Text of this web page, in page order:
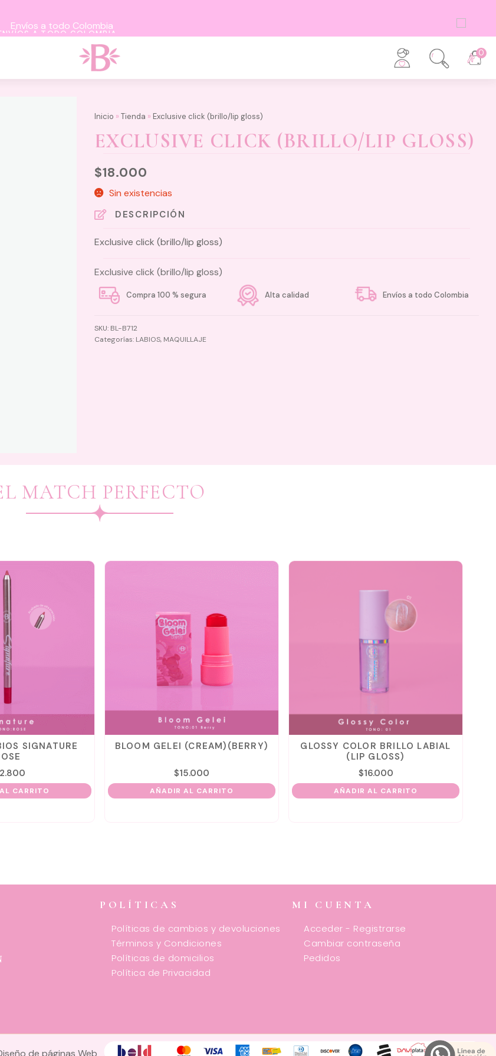
A TODO COLOMBIA
0
Inicio » Tienda » Exclusive click (brillo/lip gloss)
EXCLUSIVE CLICK (BRILLO/LIP GLOSS)
$18.000
Sin existencias
DESCRIPCIÓN
Exclusive click (brillo/lip gloss)
Exclusive click (brillo/lip gloss)
Compra 100 % segura Alta calidad Envíos a todo Colombia
SKU: BL-B712
Categorías: LABIOS, MAQUILLAJE
MATCH PERFECTO
SIGNATURE
CARRITO
BLOOM GELEI (CREAM)(BERRY)
$15.000
AÑADIR AL CARRITO
GLOSSY COLOR BRILLO LABIAL
(LIP GLOSS)
$16.000
AÑADIR AL CARRITO
POLÍTICAS
Políticas de cambios y devoluciones
Términos y Condiciones
Políticas de domicilios
Política de Privacidad
MI CUENTA
Acceder - Registrarse
Cambiar contraseña
Pedidos
de páginas Web